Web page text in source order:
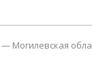
— Могилевская